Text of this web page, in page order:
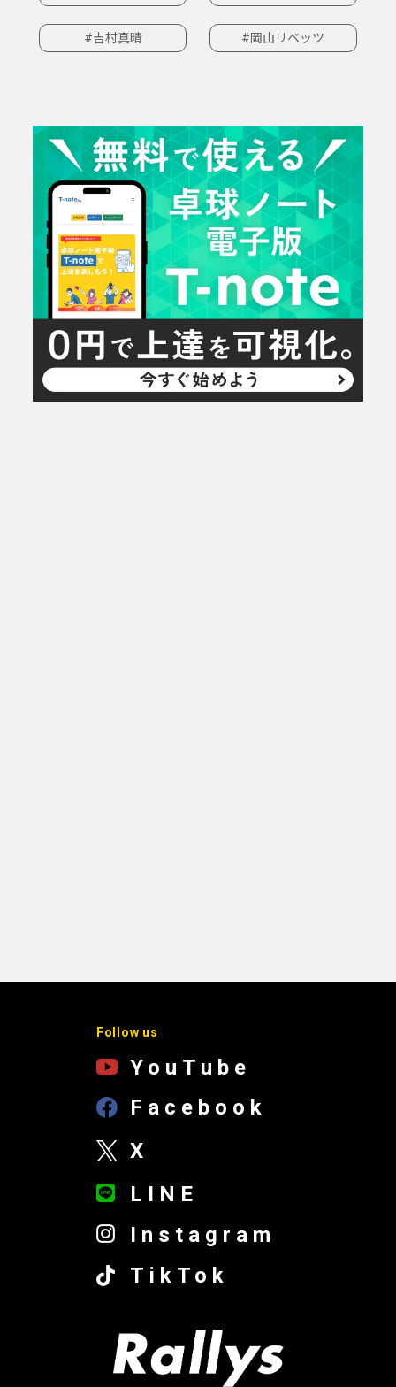
#吉村真晴 #岡山リベッツ
Follow us
YouTube
Facebook
X
LINE
Instagram
TikTok